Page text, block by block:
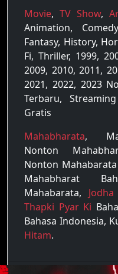
Movie, TV Show,
Animation,
Fantasy, History,
Fi, Thriller, 1999,
2009, 2010, 2011,
2021, 2022, 2023
Terbaru,
Gratis
Mahabharata,
Nonton
Nonton
Mahabharat
Mahabarata,
Thapki Pyar Ki
Bahasa Indonesia,
Hitam.